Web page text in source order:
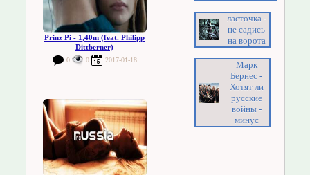
Prinz Pi - 1,40m (feat. Philipp
Dittberner)
0 0 2017-01-18
ласточка -
не садись
на ворота
Марк
Бернес -
Хотят ли
русские
войны -
минус